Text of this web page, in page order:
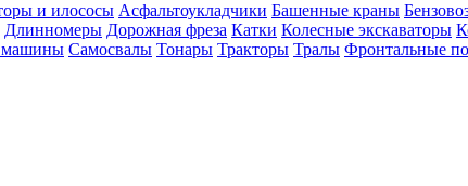
и илососы Асфальтоукладчики Башенные краны
Длинномеры Дорожная фреза Катки Колесные экскаваторы
машины Самосвалы Тонары Тракторы Тралы Фронтальные